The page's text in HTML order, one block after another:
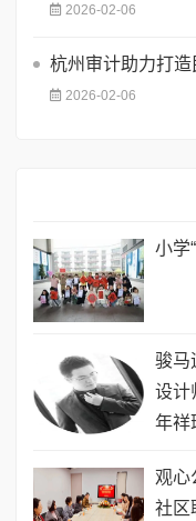
2026-02-06
杭州审计助力打
2026-02-06
小学
骏马
设计
年祥
观心
社区